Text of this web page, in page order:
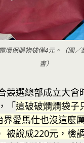
環保購物袋僅4元。（圖／
書）
競選總部成立大會
「這破破爛爛袋子
界愛馬仕也沒這麼
被說成220元，檢